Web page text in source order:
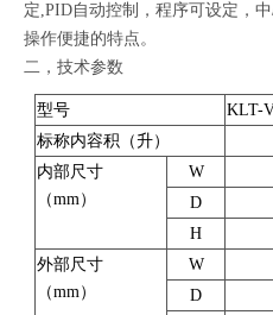
定,PID自动控制，程序可设定，
操作便捷的特点。
二，技术参数
型号
KLT-
标称内容积（升）
内部尺寸
（mm）
W
D
H
外部尺寸
（mm）
W
D